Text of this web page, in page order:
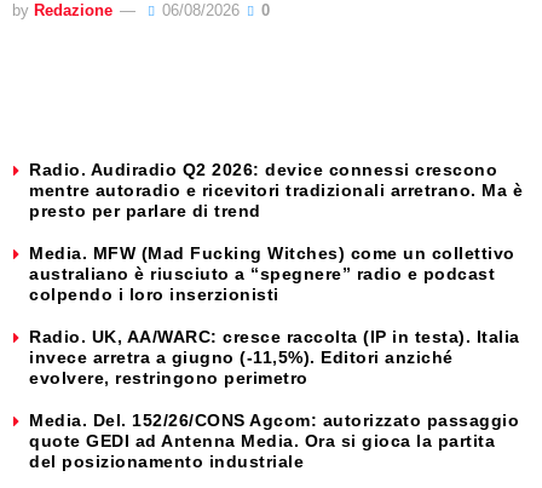
by Redazione 06/08/2026 0
Radio. Audiradio Q2 2026: device connessi crescono
mentre autoradio e ricevitori tradizionali arretrano. Ma è
presto per parlare di trend
Media. MFW (Mad Fucking Witches) come un collettivo
australiano è riusciuto a “spegnere” radio e podcast
colpendo i loro inserzionisti
Radio. UK, AA/WARC: cresce raccolta (IP in testa). Italia
invece arretra a giugno (-11,5%). Editori anziché
evolvere, restringono perimetro
Media. Del. 152/26/CONS Agcom: autorizzato passaggio
quote GEDI ad Antenna Media. Ora si gioca la partita
del posizionamento industriale